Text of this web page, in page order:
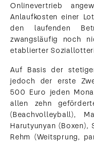
Onlinevertrieb
Anlaufkosten einer
den laufenden
zwangsläufig noch
etablierter
Auf Basis der
jedoch der erste
500 Euro jeden
allen zehn
(Beachvolleyball),
Harutyunyan (Boxen),
Rehm (Weitsprung,